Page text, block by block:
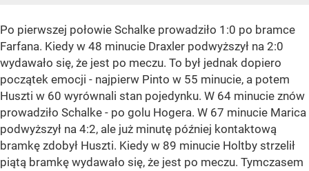
Po pierwszej połowie Schalke prowadziło 1:0 po bramce
Farfana. Kiedy w 48 minucie Draxler podwyższył na 2:0
wydawało się, że jest po meczu. To był jednak dopiero
początek emocji - najpierw Pinto w 55 minucie, a potem
Huszti w 60 wyrównali stan pojedynku. W 64 minucie znów
prowadziło Schalke - po golu Hogera. W 67 minucie Marica
podwyższył na 4:2, ale już minutę później kontaktową
bramkę zdobył Huszti. Kiedy w 89 minucie Holtby strzelił
piątą bramkę wydawało się, że jest po meczu. Tymczasem